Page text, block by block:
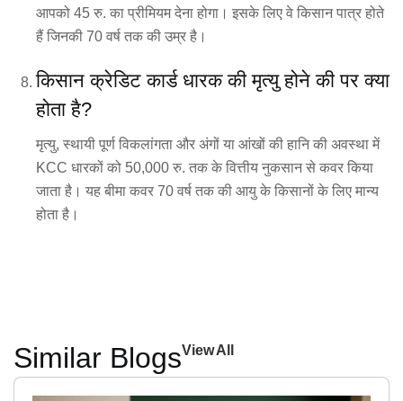
आपको 45 रु. का प्रीमियम देना होगा। इसके लिए वे किसान पात्र होते
हैं जिनकी 70 वर्ष तक की उम्र है।
किसान क्रेडिट कार्ड धारक की मृत्यु होने की पर क्या
होता है?
मृत्यु, स्थायी पूर्ण विकलांगता और अंगों या आंखों की हानि की अवस्था में
KCC धारकों को 50,000 रु. तक के वित्तीय नुकसान से कवर किया
जाता है। यह बीमा कवर 70 वर्ष तक की आयु के किसानों के लिए मान्य
होता है।
Similar BlogsView All